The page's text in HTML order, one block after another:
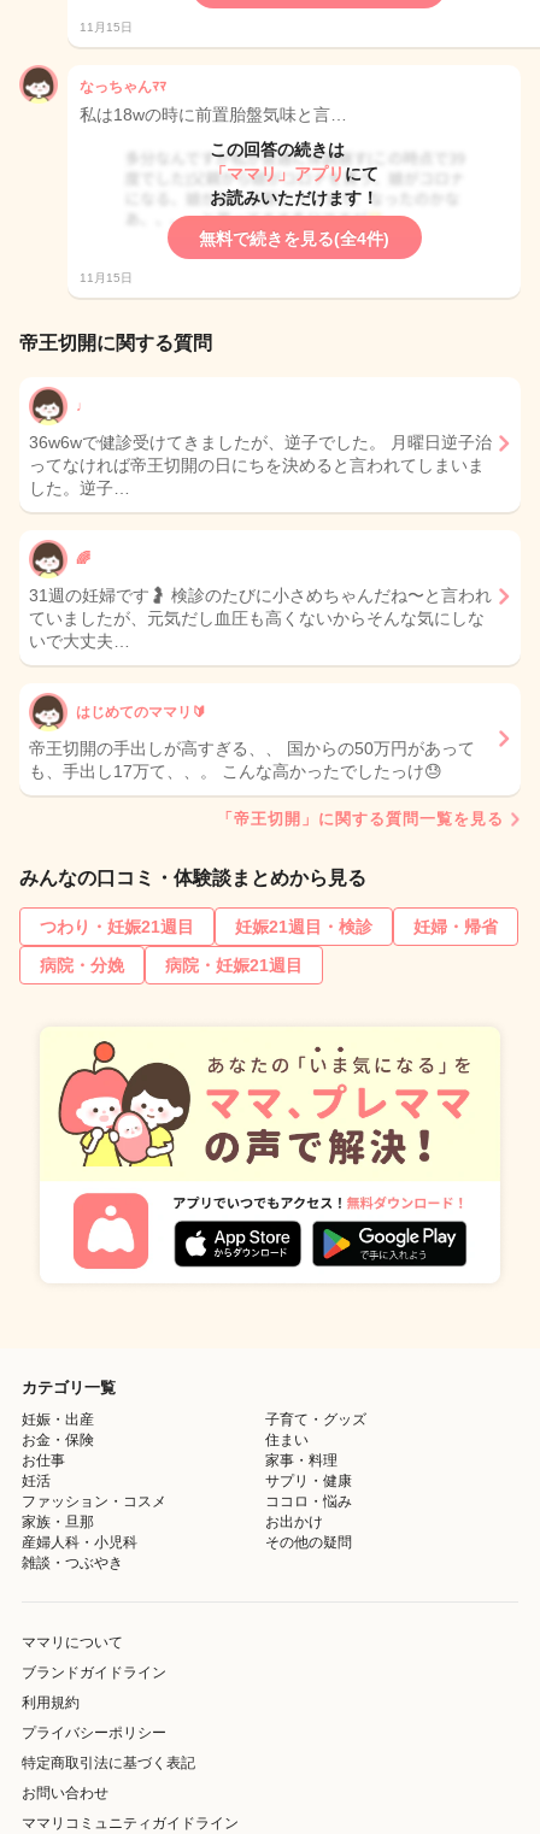
11月15日
なっちゃんﾏﾏ
私は18wの時に前置胎盤気味と言…
この回答の続きは
「ママリ」アプリ にて
お読みいただけます！
無料で続きを見る(全4件)
11月15日
帝王切開に関する質問
♩
36w6wで健診受けてきましたが、逆子でした。 月曜日逆子治
ってなければ帝王切開の日にちを決めると言われてしまいま
した。逆子…
🌈
31週の妊婦です🤰 検診のたびに小さめちゃんだね〜と言われ
ていましたが、元気だし血圧も高くないからそんな気にしな
いで大丈夫…
はじめてのママリ🔰
帝王切開の手出しが高すぎる、、 国からの50万円があって
も、手出し17万て、、。 こんな高かったでしたっけ😓
「帝王切開」に関する質問一覧を見る
みんなの口コミ・体験談まとめから見る
つわり・妊娠21週目 妊娠21週目・検診
妊婦・帰省
病院・分娩
病院・妊娠21週目
カテゴリ一覧
妊娠・出産
子育て・グッズ
お金・保険
住まい
お仕事
家事・料理
妊活
サプリ・健康
ファッション・コスメ
ココロ・悩み
家族・旦那
お出かけ
産婦人科・小児科
その他の疑問
雑談・つぶやき
ママリについて
ブランドガイドライン
利用規約
プライバシーポリシー
特定商取引法に基づく表記
お問い合わせ
ママリコミュニティガイドライン